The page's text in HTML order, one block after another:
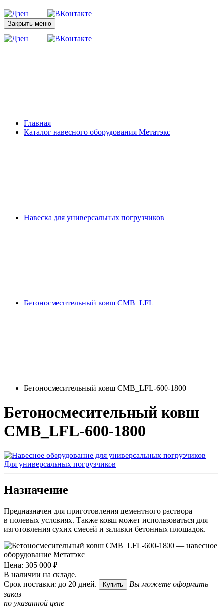
Закрыть меню
Главная
Каталог навесного оборудования Метатэкс
Навеска для универсальных погрузчиков
Бетоносмесительный ковш CMB_LFL
Бетоносмесительный ковш CMB_LFL-600-1800
Бетоносмесительный ковш
CMB_LFL-600-1800
Для универсальных погрузчиков
Назначение
Предназначен для приготовления цементного раствора
в полевых условиях. Также ковш может использоваться для
изготовления сухих смесей и заливки бетонных площадок.
Цена: 305 000 ₽
В наличии на складе.
Срок поставки: до 20 дней.
Купить
Вы можете оформить
заказ
по указанной цене